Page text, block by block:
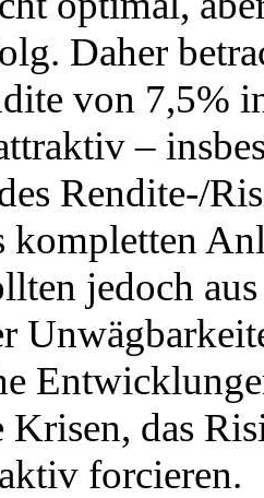
Daher
von 7,5%
–
Rendite-/
kompletten
jedoch
Krisen, das
forcieren.